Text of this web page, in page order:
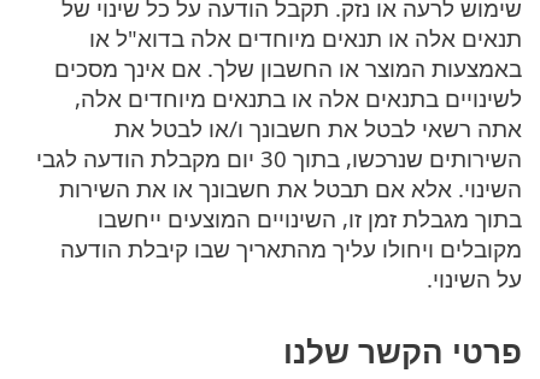
שימוש לרעה או נזק. תקבל הודעה על כל שינוי של
תנאים אלה או תנאים מיוחדים אלה בדוא"ל או
באמצעות המוצר או החשבון שלך. אם אינך מסכים
לשינויים בתנאים אלה או בתנאים מיוחדים אלה,
אתה רשאי לבטל את חשבונך ו/או לבטל את
השירותים שנרכשו, בתוך 30 יום מקבלת הודעה לגבי
השינוי. אלא אם תבטל את חשבונך או את השירות
בתוך מגבלת זמן זו, השינויים המוצעים ייחשבו
מקובלים ויחולו עליך מהתאריך שבו קיבלת הודעה
על השינוי.
פרטי הקשר שלנו